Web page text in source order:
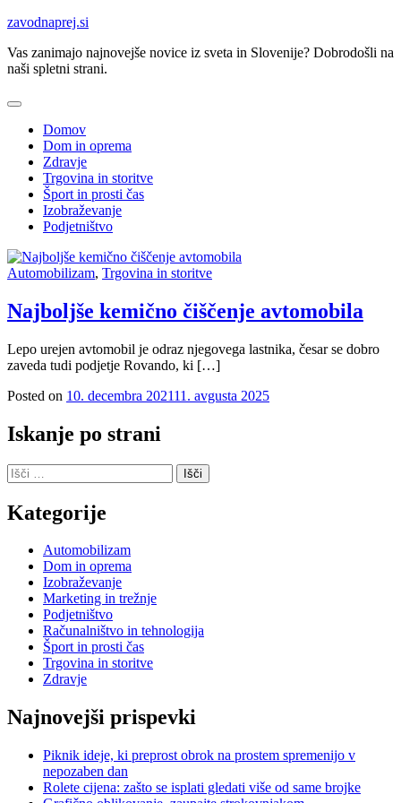
Skip
content
zavodnaprej.si
Vas zanimajo najnovejše novice iz sveta in Slovenije? Dobrodošli na
naši spletni strani.
Domov
Dom in oprema
Zdravje
Trgovina in storitve
Šport in prosti čas
Izobraževanje
Podjetništvo
Automobilizam, Trgovina in storitve
Najboljše kemično čiščenje avtomobila
Lepo urejen avtomobil je odraz njegovega lastnika, česar se dobro
zaveda tudi podjetje Rovando, ki […]
Posted on 10. decembra 202111. avgusta 2025
Iskanje po strani
Išči:
Kategorije
Automobilizam
Dom in oprema
Izobraževanje
Marketing in trežnje
Podjetništvo
Računalništvo in tehnologija
Šport in prosti čas
Trgovina in storitve
Zdravje
Najnovejši prispevki
Piknik ideje, ki preprost obrok na prostem spremenijo v
nepozaben dan
Rolete cijena: zašto se isplati gledati više od same brojke